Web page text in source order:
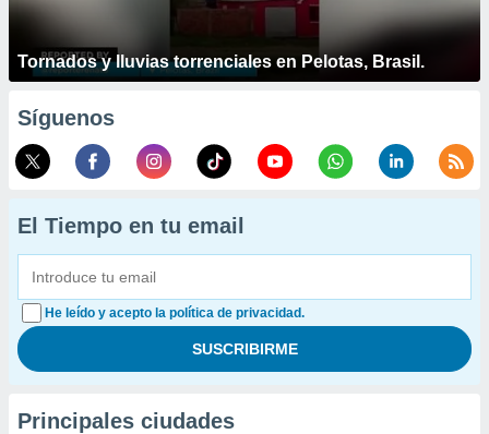
Tornados y lluvias torrenciales en Pelotas, Brasil.
Síguenos
El Tiempo en tu email
He leído y acepto la política de privacidad.
Principales ciudades